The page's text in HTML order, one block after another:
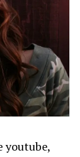
youtube,